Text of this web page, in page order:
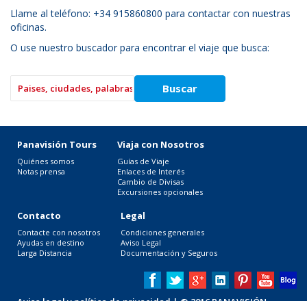
Llame al teléfono: +34 915860800 para contactar con nuestras
oficinas.
O use nuestro buscador para encontrar el viaje que busca:
Panavisión Tours
Quiénes somos
Notas prensa
Viaja con Nosotros
Guías de Viaje
Enlaces de Interés
Cambio de Divisas
Excursiones opcionales
Contacto
Contacte con nosotros
Ayudas en destino
Larga Distancia
Legal
Condiciones generales
Aviso Legal
Documentación y Seguros